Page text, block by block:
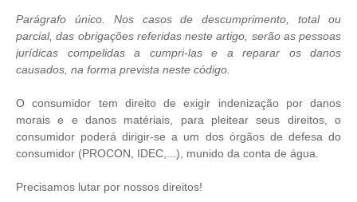
Parágrafo único. Nos casos de descumprimento, total ou
parcial, das obrigações referidas neste artigo, serão as pessoas
jurídicas compelidas a cumpri-las e a reparar os danos
causados, na forma prevista neste código.
O consumidor tem direito de exigir indenização por danos
morais e e danos matériais, para pleitear seus direitos, o
consumidor poderá dirigir-se a um dos órgãos de defesa do
consumidor (PROCON, IDEC,...), munido da conta de água.
Precisamos lutar por nossos direitos!